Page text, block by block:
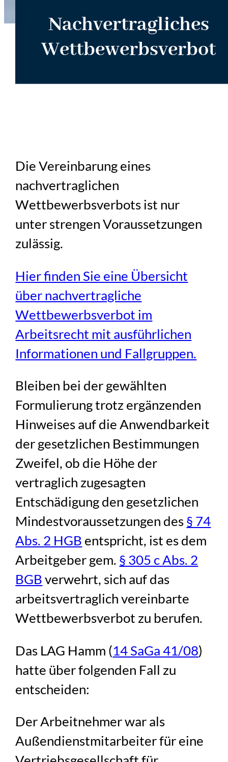
Nachvertragliches
Wettbewerbsverbot
Die Vereinbarung eines
nachvertraglichen
Wettbewerbsverbots ist nur
unter strengen Voraussetzungen
zulässig.
Hier finden Sie eine Übersicht
über nachvertragliche
Wettbewerbsverbot im
Arbeitsrecht mit ausführlichen
Informationen und Fallgruppen.
Bleiben bei der gewählten
Formulierung trotz ergänzenden
Hinweises auf die Anwendbarkeit
der gesetzlichen Bestimmungen
Zweifel, ob die Höhe der
vertraglich zugesagten
Entschädigung den gesetzlichen
Mindestvoraussetzungen des § 74
Abs. 2 HGB entspricht, ist es dem
Arbeitgeber gem. § 305 c Abs. 2
BGB verwehrt, sich auf das
arbeitsvertraglich vereinbarte
Wettbewerbsverbot zu berufen.
Das LAG Hamm (14 SaGa 41/08)
hatte über folgenden Fall zu
entscheiden:
Der Arbeitnehmer war als
Außendienstmitarbeiter für eine